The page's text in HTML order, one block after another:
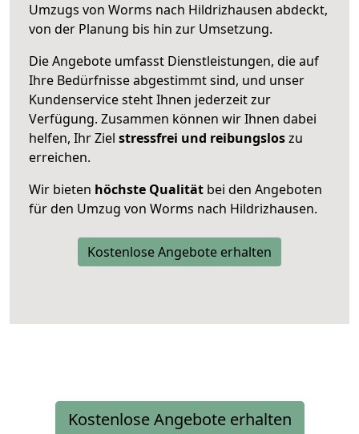
Umzugs von Worms nach Hildrizhausen abdeckt,
von der Planung bis hin zur Umsetzung.
Die Angebote umfasst Dienstleistungen, die auf
Ihre Bedürfnisse abgestimmt sind, und unser
Kundenservice steht Ihnen jederzeit zur
Verfügung. Zusammen können wir Ihnen dabei
helfen, Ihr Ziel stressfrei und reibungsloszu
erreichen.
Wir bieten höchste Qualität bei den Angeboten
für den Umzug von Worms nach Hildrizhausen.
Kostenlose Angebote erhalten
Kostenlose Angebote erhalten